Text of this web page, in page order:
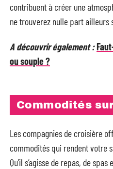
contribuent à créer une
ne trouverez nulle part ailleurs
A découvrir également :
ou souple ?
Commodités
Les compagnies de croisière
commodités qui rendent votre
Qu’il s’agisse de repas, de